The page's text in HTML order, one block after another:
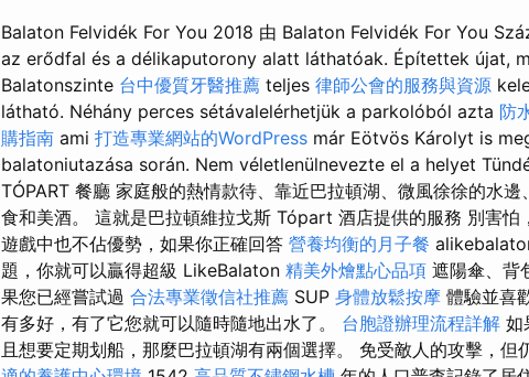
Balaton Felvidék For You 2018 由 Balaton Felvidék For You
az erődfal és a délikaputorony alatt láthatóak. Építettek újat,
Balatonszinte 台中優質牙醫推薦 teljes 律師公會的服務與資源
látható. Néhány perces sétávalelérhetjük a parkolóból azta 防
購指南 ami 打造專業網站的WordPress már Eötvös Károlyt is
balatoniutazása során. Nem véletlenülnevezte el a helyet
TÓPART 餐廳 家庭般的熱情款待、靠近巴拉頓湖、微風徐徐的水
食和美酒。 這就是巴拉頓維拉戈斯 Tópart 酒店提供的服務 別害怕
遊戲中也不佔優勢，如果你正確回答 營養均衡的月子餐
題，你就可以贏得超級 LikeBalaton 精美外燴點心品項 遮陽傘、背
果您已經嘗試過 合法專業徵信社推薦 SUP 身體放鬆按摩 體驗並喜
有多好，有了它您就可以隨時隨地出水了。 台胞證辦理流程詳解 如
且想要定期划船，那麼巴拉頓湖有兩個選擇。 免受敵人的攻擊，但